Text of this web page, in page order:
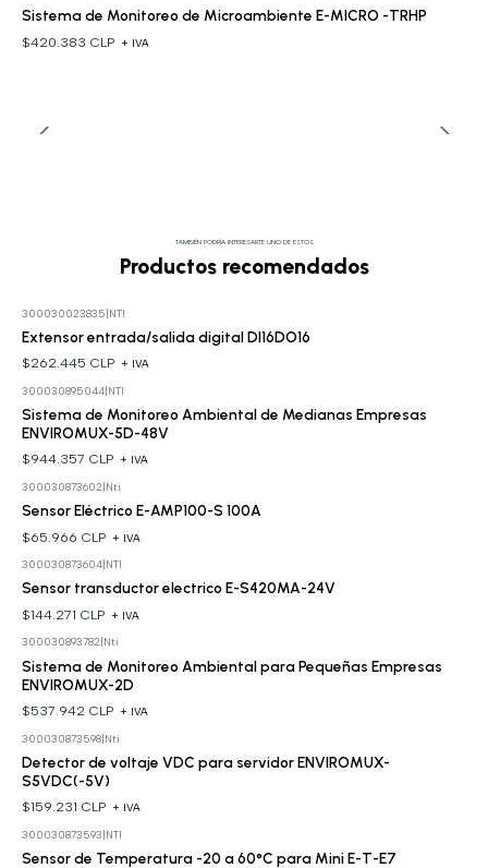
Sistema de Monitoreo de Microambiente E-MICRO -TRHP
$420.383 CLP + IVA
TAMBIÉN PODRÍA INTERESARTE UNO DE ESTOS
Productos recomendados
300030023835 NTI
Extensor entrada/salida digital DI16DO16
$262.445 CLP + IVA
300030895044| NTI
Sistema de Monitoreo Ambiental de Medianas Empresas
ENVIROMUX-5D-48V
$944.357 CLP + IVA
300030873602 Nti
Sensor Eléctrico E-AMP100-S 100A
$65.966 CLP + IVA
300030873604| NTI
Sensor transductor electrico E-S420MA-24V
$144.271 CLP + IVA
300030893782 Nti
Sistema de Monitoreo Ambiental para Pequeñas Empresas
ENVIROMUX-2D
$537.942 CLP + IVA
300030873598| Nti
Detector de voltaje VDC para servidor ENVIROMUX-
S5VDC(-5V)
$159.231 CLP + IVA
300030873593 NTI
Sensor de Temperatura -20 a 60°C para Mini E-T-E7